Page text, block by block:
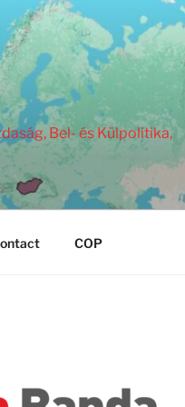
Bel- és Külpolitika,
COP